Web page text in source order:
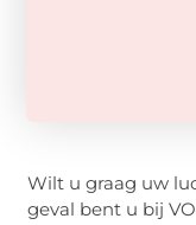
Wilt u graag uw
geval bent u bij